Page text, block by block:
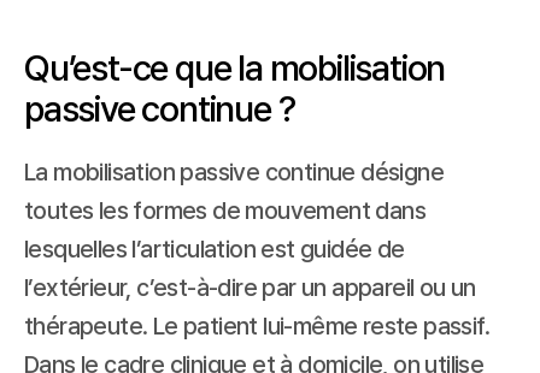
Qu’est-ce que la mobilisation
passive continue ?
La mobilisation passive continue désigne
toutes les formes de mouvement dans
lesquelles l’articulation est guidée de
l’extérieur, c’est-à-dire par un appareil ou un
thérapeute. Le patient lui-même reste passif.
Dans le cadre clinique et à domicile, on utilise